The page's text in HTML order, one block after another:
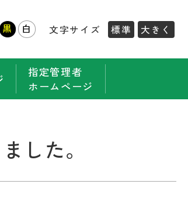
黒 白 文字サイズ 標準 大きく
指定管理者
ホームページ
した。